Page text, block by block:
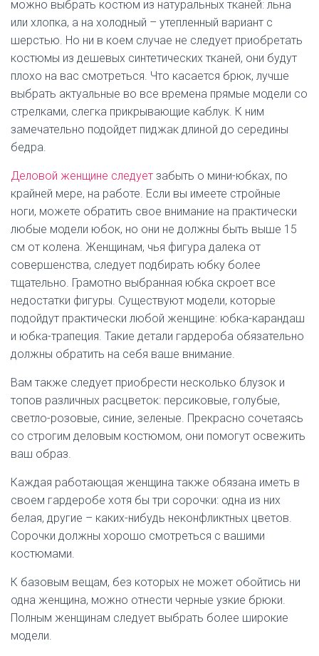
можно выбрать костюм из натуральных тканей: льна
или хлопка, а на холодный – утепленный вариант с
шерстью. Но ни в коем случае не следует приобретать
костюмы из дешевых синтетических тканей, они будут
плохо на вас смотреться. Что касается брюк, лучше
выбрать актуальные во все времена прямые модели со
стрелками, слегка прикрывающие каблук. К ним
замечательно подойдет пиджак длиной до середины
бедра.
Деловой женщине следует забыть о мини-юбках, по
крайней мере, на работе. Если вы имеете стройные
ноги, можете обратить свое внимание на практически
любые модели юбок, но они не должны быть выше 15
см от колена. Женщинам, чья фигура далека от
совершенства, следует подбирать юбку более
тщательно. Грамотно выбранная юбка скроет все
недостатки фигуры. Существуют модели, которые
подойдут практически любой женщине: юбка-карандаш
и юбка-трапеция. Такие детали гардероба обязательно
должны обратить на себя ваше внимание.
Вам также следует приобрести несколько блузок и
топов различных расцветок: персиковые, голубые,
светло-розовые, синие, зеленые. Прекрасно сочетаясь
со строгим деловым костюмом, они помогут освежить
ваш образ.
Каждая работающая женщина также обязана иметь в
своем гардеробе хотя бы три сорочки: одна из них
белая, другие – каких-нибудь неконфликтных цветов.
Сорочки должны хорошо смотреться с вашими
костюмами.
К базовым вещам, без которых не может обойтись ни
одна женщина, можно отнести черные узкие брюки.
Полным женщинам следует выбрать более широкие
модели.